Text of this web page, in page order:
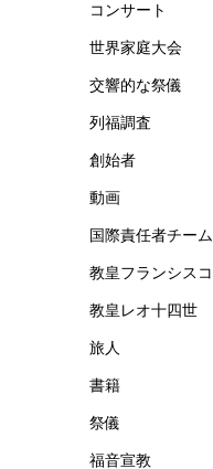
コンサート
世界家庭大会
交響的な祭儀
列福調査
創始者
動画
国際責任者チーム
教皇フランシスコ
教皇レオ十四世
旅人
書籍
祭儀
福音宣教